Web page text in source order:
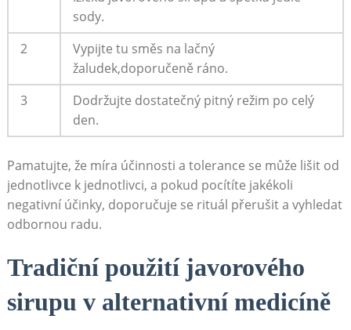
⁣sody.
2
Vypijte tu ⁣směs na lačný
žaludek,doporučeně ⁣ráno.
3
Dodržujte dostatečný ⁢pitný‌ režim po ‌celý
‍den.
Pamatujte, že míra účinnosti a tolerance se může lišit od
jednotlivce k jednotlivci, a pokud pocítíte jakékoli
negativní účinky, doporučuje se ⁤rituál přerušit a vyhledat
odbornou radu.
Tradiční použití javorového
sirupu ‌v ‌alternativní medicíně